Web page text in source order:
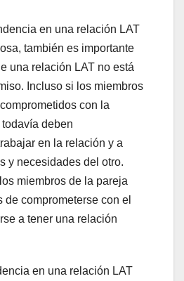
en una relación LAT
también es importante
una relación LAT no está
Incluso si los miembros
con la
deben
en la relación y a
y necesidades del otro.
miembros de la pareja
de comprometerse con el
a tener una relación
en una relación LAT